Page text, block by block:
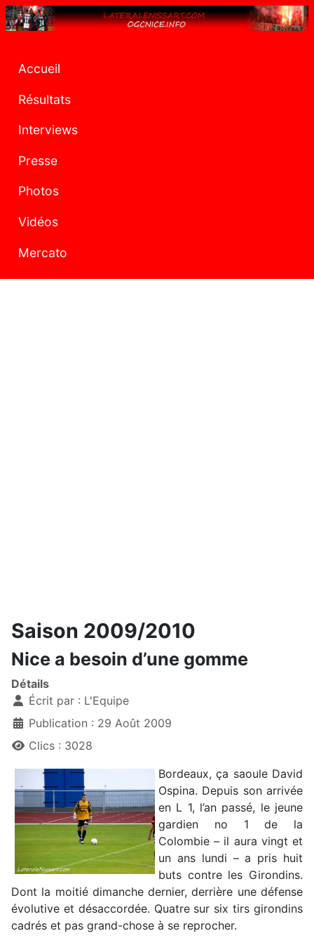
Accueil
Résultats
Interviews
Presse
Photos
Vidéos
Mercato
Saison 2009/2010
Nice a besoin d’une gomme
Détails
Écrit par : L'Equipe
Publication : 29 Août 2009
Clics : 3028
Bordeaux, ça saoule David
Ospina. Depuis son arrivée
en L 1, l’an passé, le jeune
gardien no 1 de la
Colombie – il aura vingt et
un ans lundi – a pris huit
buts contre les Girondins.
Dont la moitié dimanche dernier, derrière une défense
évolutive et désaccordée. Quatre sur six tirs girondins
cadrés et pas grand-chose à se reprocher.